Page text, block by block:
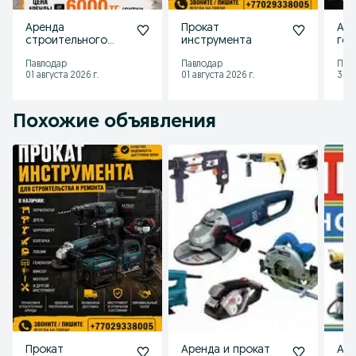
Аренда
строительного
Павлодар
01 августа 2026 г.
Прокат
инструмента
Павлодар
01 августа 2026 г.
31
Похожие объявления
Прокат Аренда и прокат